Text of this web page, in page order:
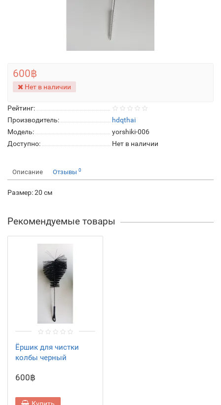
Рейтинг:
Производитель:
hdqthai
Модель:
yorshiki-006
Доступно:
Нет в наличии
600฿
Нет в наличии
Описание Отзывы 0
Размер: 20 см
Рекомендуемые товары
Ёршик для чистки
колбы черный
600฿